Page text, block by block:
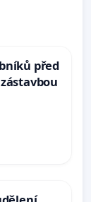
před